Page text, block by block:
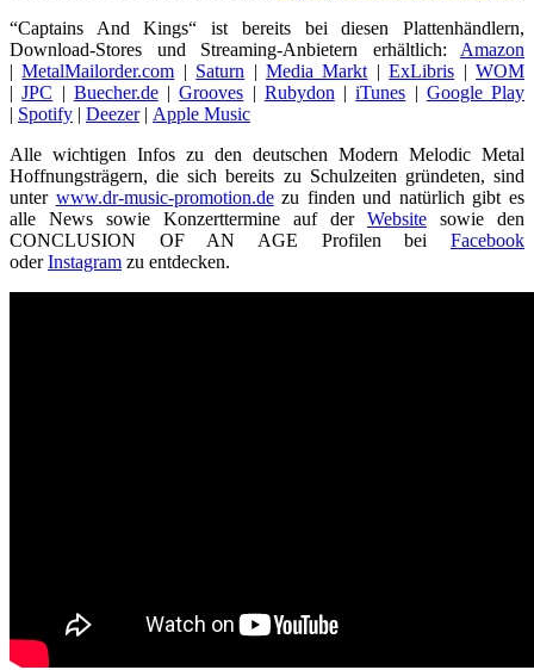
“Captains And Kings“ ist bereits bei diesen Plattenhändlern,
Download-Stores und Streaming-Anbietern erhältlich: Amazon
|MetalMailorder.com | Saturn |Media Markt|ExLibris |WOM
|JPC | Buecher.de|Grooves | Rubydon|iTunes | Google Play
| Spotify | Deezer| Apple Music
Alle wichtigen Infos zu den deutschen Modern Melodic Metal
Hoffnungsträgern, die sich bereits zu Schulzeiten gründeten, sind
unter www.dr-music-promotion.dezu finden und natürlich gibt es
alle News sowie Konzerttermine auf der Website sowie den
CONCLUSION OF AN AGE Profilen bei Facebook
oderInstagram zu entdecken.